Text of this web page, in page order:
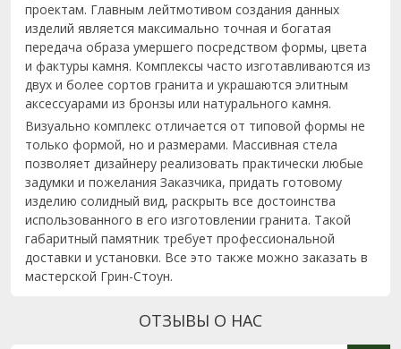
проектам. Главным лейтмотивом создания данных
изделий является максимально точная и богатая
передача образа умершего посредством формы, цвета
и фактуры камня. Комплексы часто изготавливаются из
двух и более сортов гранита и украшаются элитным
аксессуарами из бронзы или натурального камня.
Визуально комплекс отличается от типовой формы не
только формой, но и размерами. Массивная стела
позволяет дизайнеру реализовать практически любые
задумки и пожелания Заказчика, придать готовому
изделию солидный вид, раскрыть все достоинства
использованного в его изготовлении гранита. Такой
габаритный памятник требует профессиональной
доставки и установки. Все это также можно заказать в
мастерской Грин-Стоун.
ОТЗЫВЫ О НАС